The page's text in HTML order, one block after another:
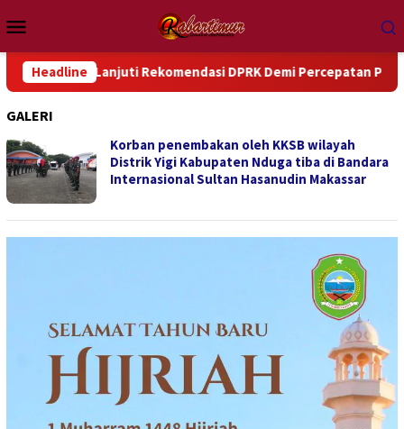
ke
kontenMobile
Headline
Lanjuti Rekomendasi DPRK Demi Percepatan
GALERI
Korban penembakan oleh KKSB wilayah
Distrik Yigi Kabupaten Nduga tiba di Bandara
Internasional Sultan Hasanudin Makassar